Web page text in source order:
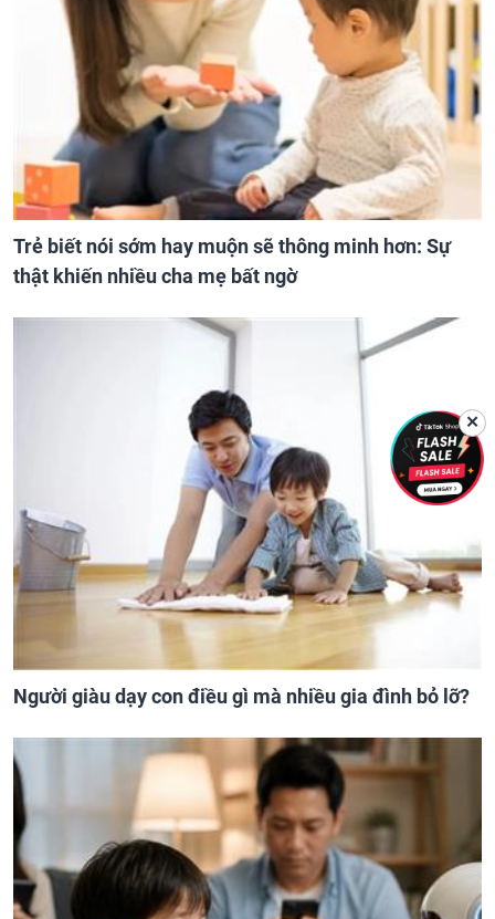
Trẻ biết nói sớm hay muộn sẽ thông minh hơn: Sự
thật khiến nhiều cha mẹ bất ngờ
Người giàu dạy con điều gì mà nhiều gia đình bỏ lỡ?
✕